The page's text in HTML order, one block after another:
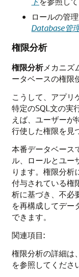
ロールの管
Database管
権限分析
権限分析メカニズ
ータベースの権限
こうして、アプリ
特定のSQL文の実
えば、ユーザーが
行使した権限を見
本番データベース
ル、ロールとユー
ります。権限分析
付与されている権
析に基づき、不必
を再構成してデー
できます。
関連項目:
権限分析の詳細は、
を参照してくださ